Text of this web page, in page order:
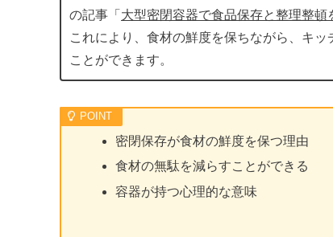
の記事「 大型密閉容器で食品保存と整理整頓
これにより、食材の鮮度を保ちながら、キ
ことができます。
密閉保存が食材の鮮度を保つ理由
食材の無駄を減らすことができる
容器が持つ心理的な意味